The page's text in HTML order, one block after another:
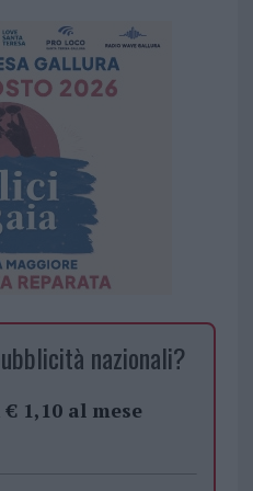
nazionali?
1,10 al mese